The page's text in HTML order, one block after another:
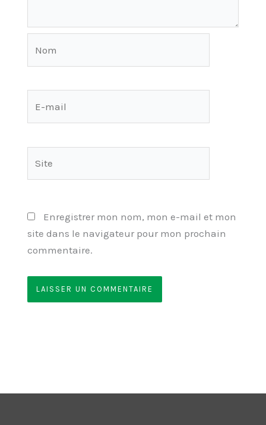
Enregistrer mon nom, mon e-mail et mon
site dans le navigateur pour mon prochain
commentaire.